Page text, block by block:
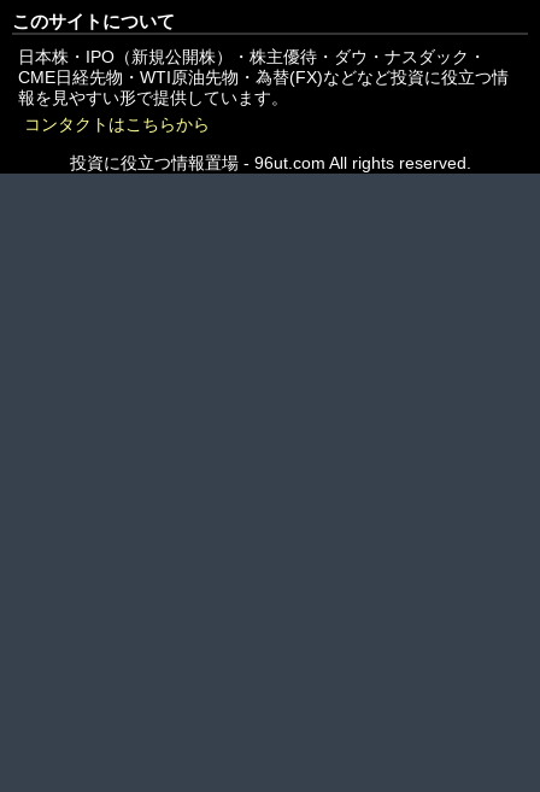
このサイトについて
日本株・IPO（新規公開株）・株主優待・ダウ・ナスダック・
CME日経先物・WTI原油先物・為替(FX)などなど投資に役立つ情
報を見やすい形で提供しています。
コンタクトはこちらから
投資に役立つ情報置場 - 96ut.com All rights reserved.